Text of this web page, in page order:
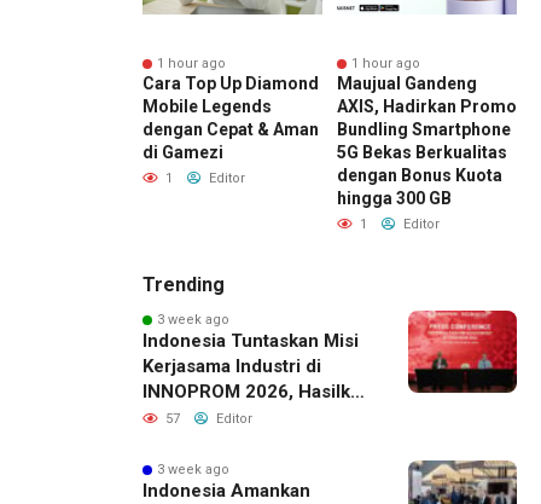
1 hour ago
Cara Top Up Diamond
Mobile Legends
dengan Cepat & Aman
di Gamezi
1 Editor
1 hour ago
Maujual Gandeng
AXIS, Hadirkan Promo
Bundling Smartphone
5G Bekas Berkualitas
dengan Bonus Kuota
hingga 300 GB
1 Editor
Trending
3 week ago
Indonesia Tuntaskan Misi
Kerjasama Industri di
INNOPROM 2026, Hasilkan
Belasan Kerja Sama
57 Editor
3 week ago
Indonesia Amankan